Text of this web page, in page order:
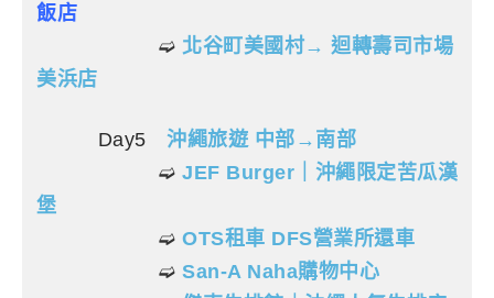
飯店
➫ 北谷町美國村→ 迴轉壽司市場
美浜店
Day5 沖繩旅遊 中部→南部
➫ JEF Burger｜沖繩限定苦瓜漢
堡
➫ OTS租車 DFS營業所還車
➫ San-A Naha購物中心